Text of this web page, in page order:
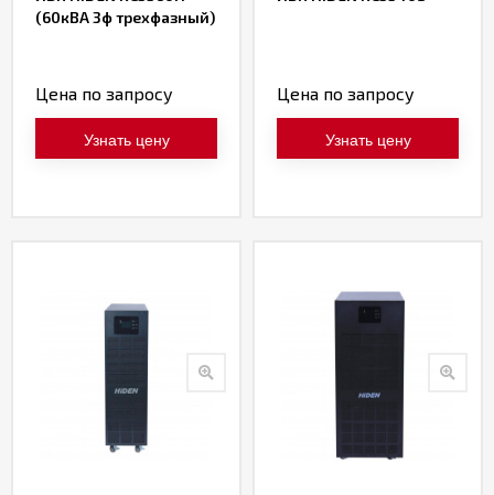
(60кВА 3ф трехфазный)
Цена по запросу
Узнать цену
Цена по запросу
Узнать цену